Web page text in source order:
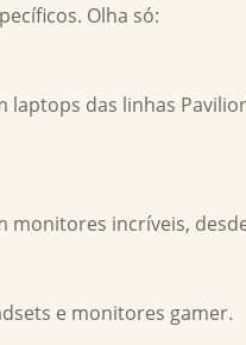
Olha só:
das linhas
monitores incríveis,
e monitores gamer.